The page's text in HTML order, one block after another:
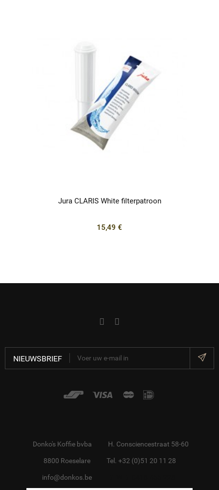
Jura CLARIS White filterpatroon
15,49 €
NIEUWSBRIEF
Donko's Koffie bvba H. Consciencestraat 58-60
8800 Roeselare Tel. +32 (0)51 20 11 28
info@donkos.be